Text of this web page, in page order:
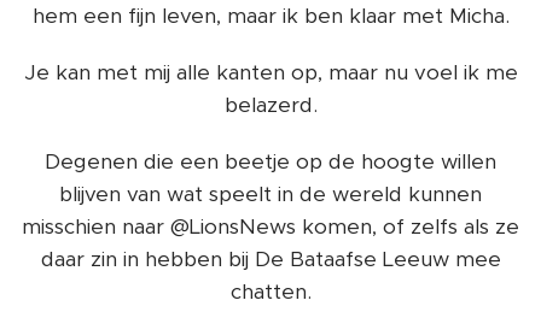
hem een fijn leven, maar ik ben klaar met Micha.
Je kan met mij alle kanten op, maar nu voel ik me
belazerd.
Degenen die een beetje op de hoogte willen
blijven van wat speelt in de wereld kunnen
misschien naar @LionsNews komen, of zelfs als ze
daar zin in hebben bij De Bataafse Leeuw mee
chatten.